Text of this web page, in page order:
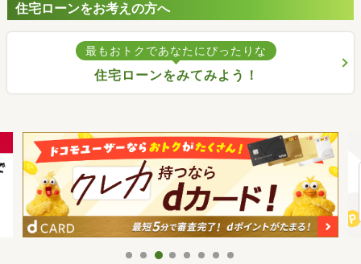
住宅ローンをお考えの方へ
最もおトクであなたにぴったりな
住宅ローンをみてみよう！